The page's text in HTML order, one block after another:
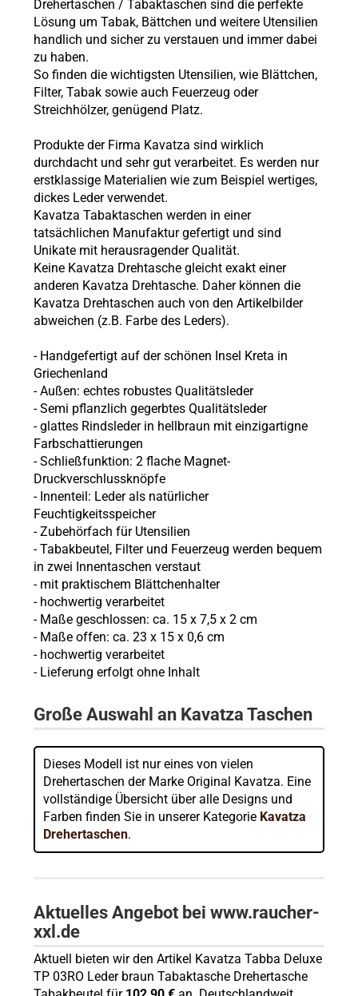
Drehertaschen / Tabaktaschen sind die perfekte
Lösung um Tabak, Bättchen und weitere Utensilien
handlich und sicher zu verstauen und immer dabei
zu haben.
So finden die wichtigsten Utensilien, wie Blättchen,
Filter, Tabak sowie auch Feuerzeug oder
Streichhölzer, genügend Platz.
Produkte der Firma Kavatza sind wirklich
durchdacht und sehr gut verarbeitet. Es werden nur
erstklassige Materialien wie zum Beispiel wertiges,
dickes Leder verwendet.
Kavatza Tabaktaschen werden in einer
tatsächlichen Manufaktur gefertigt und sind
Unikate mit herausragender Qualität.
Keine Kavatza Drehtasche gleicht exakt einer
anderen Kavatza Drehtasche. Daher können die
Kavatza Drehtaschen auch von den Artikelbilder
abweichen (z.B. Farbe des Leders).
- Handgefertigt auf der schönen Insel Kreta in
Griechenland
- Außen: echtes robustes Qualitätsleder
- Semi pflanzlich gegerbtes Qualitätsleder
- glattes Rindsleder in hellbraun mit einzigartigne
Farbschattierungen
- Schließfunktion: 2 flache Magnet-
Druckverschlussknöpfe
- Innenteil: Leder als natürlicher
Feuchtigkeitsspeicher
- Zubehörfach für Utensilien
- Tabakbeutel, Filter und Feuerzeug werden bequem
in zwei Innentaschen verstaut
- mit praktischem Blättchenhalter
- hochwertig verarbeitet
- Maße geschlossen: ca. 15 x 7,5 x 2 cm
- Maße offen: ca. 23 x 15 x 0,6 cm
- hochwertig verarbeitet
- Lieferung erfolgt ohne Inhalt
Große Auswahl an Kavatza Taschen
Dieses Modell ist nur eines von vielen
Drehertaschen der Marke Original Kavatza. Eine
vollständige Übersicht über alle Designs und
Farben finden Sie in unserer Kategorie Kavatza
Drehertaschen.
Aktuelles Angebot bei www.raucher-
xxl.de
Aktuell bieten wir den Artikel Kavatza Tabba Deluxe
TP 03RO Leder braun Tabaktasche Drehertasche